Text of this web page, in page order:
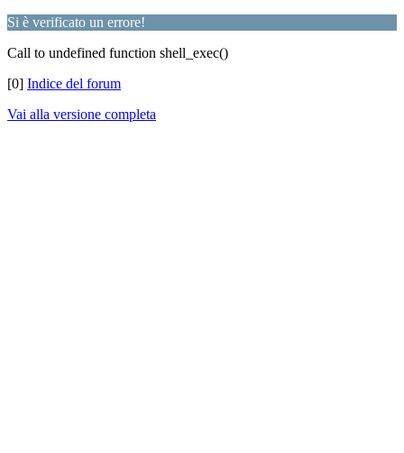
Si è verificato un errore!
Call to undefined function shell_exec()
[0] Indice del forum
Vai alla versione completa